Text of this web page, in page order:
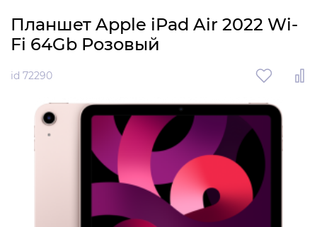
Планшет Apple iPad Air 2022 Wi-
Fi 64Gb Розовый
id 72290